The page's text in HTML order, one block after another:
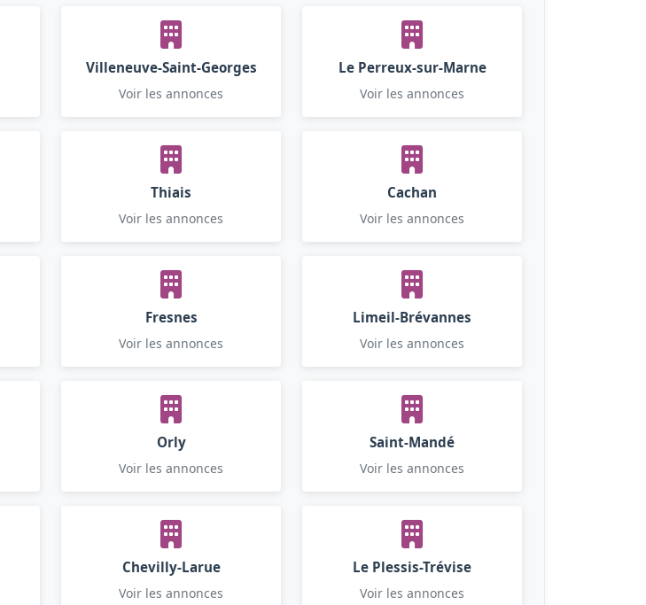
Villeneuve-Saint-Georges
Voir les annonces
Le Perreux-sur-Marne
Voir les annonces
Thiais
Voir les annonces
Cachan
Voir les annonces
Fresnes
Voir les annonces
Limeil-Brévannes
Voir les annonces
Orly
Voir les annonces
Saint-Mandé
Voir les annonces
Chevilly-Larue
Voir les annonces
Le Plessis-Trévise
Voir les annonces